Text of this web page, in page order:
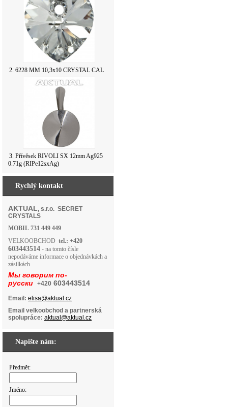
2. 6228 MM 10,3x10 CRYSTAL CAL
3. Přívěsek RIVOLI SX 12mm Ag925
0.71g (RIPe12sxAg)
Rychlý kontakt
AKTUAL, s.r.o. SECRET
CRYSTALS
MOBIL 731 449 449
VELKOOBCHOD tel.: +420
603443514 - na tomto čísle
nepodáváme informace o objednávkách a
zásilkách
Мы говорим по-
русски +420 603443514
Email: elisa@aktual.cz
Email velkoobchod a partnerská
spolupráce: aktual@aktual.cz
Napište nám:
Předmět:
Jméno: